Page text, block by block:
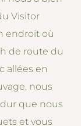
Visitor
endroit où
de route du
allées en
nous
que nous
et vous